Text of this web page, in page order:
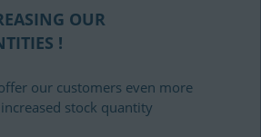
OUR
!
our customers even more
stock quantity